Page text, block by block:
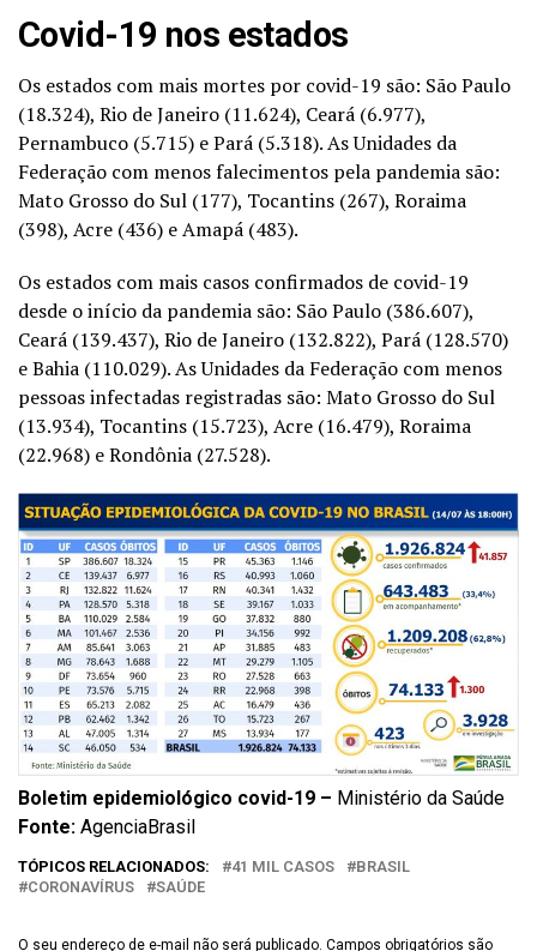
Covid-19 nos estados
Os estados com mais mortes por covid-19 são: São Paulo
(18.324), Rio de Janeiro (11.624), Ceará (6.977),
Pernambuco (5.715) e Pará (5.318). As Unidades da
Federação com menos falecimentos pela pandemia são:
Mato Grosso do Sul (177), Tocantins (267), Roraima
(398), Acre (436) e Amapá (483).
Os estados com mais casos confirmados de covid-19
desde o início da pandemia são: São Paulo (386.607),
Ceará (139.437), Rio de Janeiro (132.822), Pará (128.570)
e Bahia (110.029). As Unidades da Federação com menos
pessoas infectadas registradas são: Mato Grosso do Sul
(13.934), Tocantins (15.723), Acre (16.479), Roraima
(22.968) e Rondônia (27.528).
Boletim epidemiológico covid-19 – Ministério da Saúde
Fonte: AgenciaBrasil
TÓPICOS RELACIONADOS: 41 MIL CASOS
BRASIL
CORONAVÍRUS
SAÚDE
O seu endereço de e-mail não será publicado. Campos obrigatórios são